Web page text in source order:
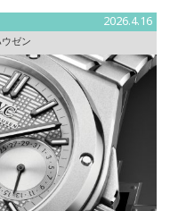
ハウゼンは、ジュネー
ズで ダークオリーブグ
ア・オートマティック
2026.4.16
ゼン